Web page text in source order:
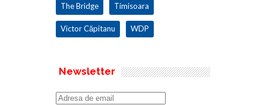
The Bridge Timisoara
Victor Căpitanu WDP
Newsletter